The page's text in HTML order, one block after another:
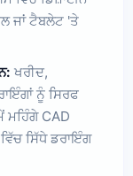
ਜਾਂ ਟੈਬਲੇਟ 'ਤੇ
ਖਰੀਦ,
ਨੂੰ ਸਿਰਫ
CAD
ਸਿੱਧੇ ਡਰਾਇੰਗ